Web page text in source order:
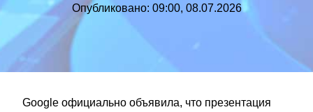
Опубликовано: 09:00, 08.07.2026
Google официально объявила, что презентация
Правила »
Контакт»